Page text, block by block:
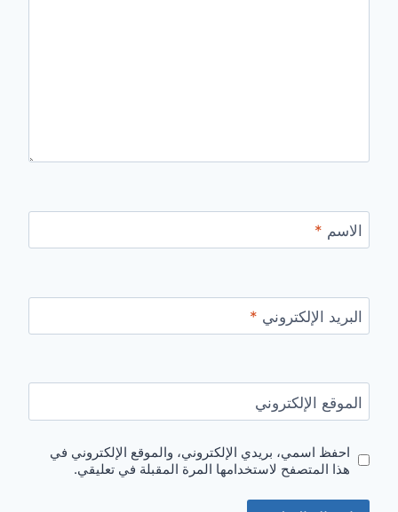
الاسم *
البريد الإلكتروني *
الموقع الإلكتروني
احفظ اسمي، بريدي الإلكتروني، والموقع الإلكتروني في
هذا المتصفح لاستخدامها المرة المقبلة في تعليقي.